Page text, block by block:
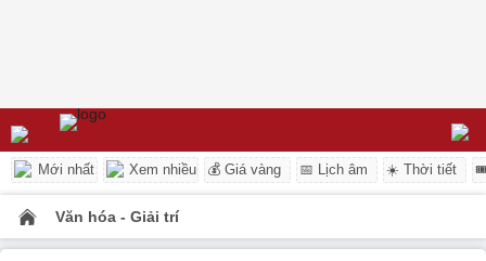
Mới nhất Xem nhiều 💰 Giá vàng 📅 Lịch âm ☀️ Thời tiết
Văn hóa - Giải trí